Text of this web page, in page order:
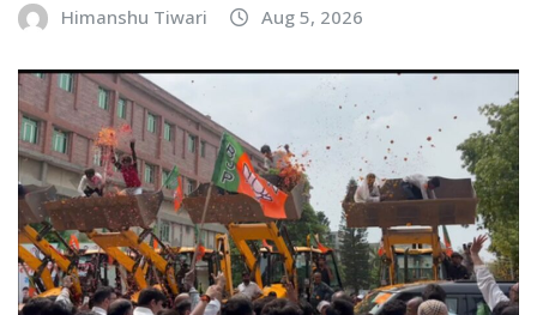
Himanshu Tiwari Aug 5, 2026